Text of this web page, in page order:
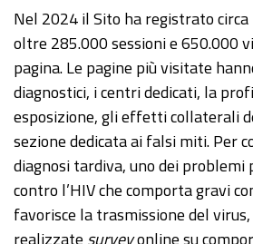
Nel 2024 il Sito ha registrato
oltre 285.000 sessioni e 650.000
pagina. Le pagine più visitate
diagnostici, i centri dedicati, la
esposizione, gli effetti collaterali
sezione dedicata ai falsi miti. Per
diagnosi tardiva, uno dei
contro l’HIV che comporta gravi
favorisce la trasmissione del
realizzate surveyonline su